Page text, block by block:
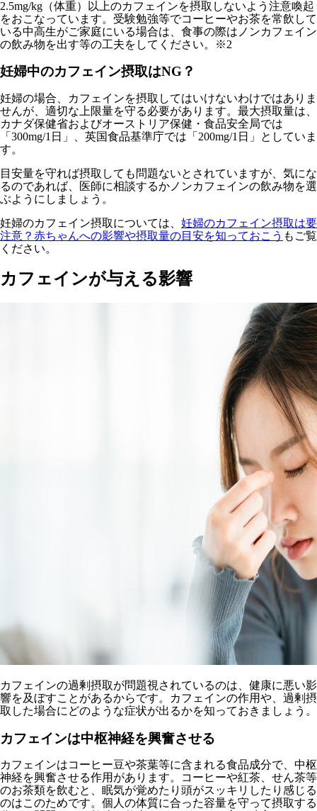
2.5mg/kg（体重）以上のカフェインを摂取しないよう注意喚起
をおこなっています。受験勉強等でコーヒーやお茶を常飲して
いる中高生がご家庭にいる場合は、食事の際はノンカフェイン
の飲み物を出す等の工夫をしてください。※2
妊婦中のカフェイン摂取はNG？
妊婦の場合、カフェインを摂取してはいけないわけではありま
せんが、適切な上限量を守る必要があります。最大摂取量は、
カナダ保健省およびオーストリア保健・食品安全局では
「300mg/1日」、英国食品基準庁では「200mg/1日」としていま
す。
目安量を守れば摂取しても問題ないとされていますが、気にな
るのであれば、医師に相談するかノンカフェインの飲み物を選
ぶようにしましょう。
妊婦のカフェイン摂取については、 妊婦のカフェイン摂取は要
注意？赤ちゃんへの影響や摂取量の目安を知っておこう もご覧
ください。
カフェインが与える影響
カフェインの過剰摂取が問題視されているのは、健康に悪い影
響を及ぼすことがあるからです。カフェインの作用や、過剰摂
取した場合にどのような症状が出るかを知っておきましょう。
カフェインは中枢神経を興奮させる
カフェインはコーヒー豆や茶葉等に含まれる食品成分で、中枢
神経を興奮させる作用があります。コーヒーや紅茶、せん茶等
のお茶類を飲むと、眠気が覚めたり頭がスッキリしたり感じる
のはこのためです。個人の体質に合った容量を守って摂取する